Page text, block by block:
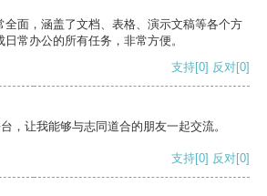
全面，涵盖了文档、表格、演示文稿等各个方
常办公的所有任务，非常方便。
支持[0] 反对[0]
，让我能够与志同道合的朋友一起交流。
支持[0] 反对[0]